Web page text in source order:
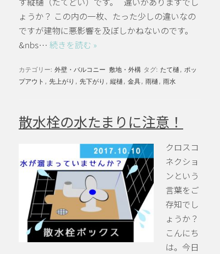
ょうか？ この内の一枚、たった少しの違いなの
ですが建物に悪影響を及ぼしかねないのです。
&nbs… 続きを読む »
カテゴリー: 外壁・バルコニー 敷地・外構 タグ: たて樋 , ポッ
プアウト , 先上がり , 先下がり , 縦樋 , 金具, 雨樋 , 雨水
散水栓の水たまりに注意！
クロスコ
ネクショ
ンという
言葉をご
存知でし
ょうか？
こんにち
は。今日